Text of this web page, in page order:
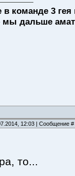
в команде 3
мы дальше
12:03 | Сообщение #
то...